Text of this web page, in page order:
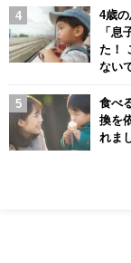
4歳
「息
た！
ない
食べ
換を
れま